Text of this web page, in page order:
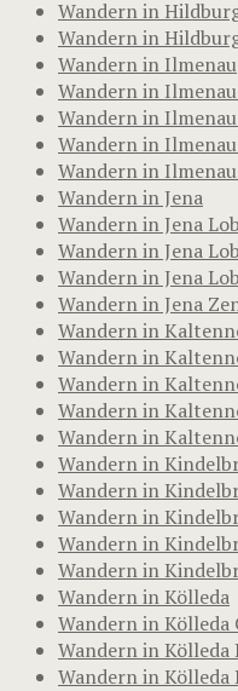
Wandern in
Wandern in
Wandern in Ilmenau
Wandern in
Wandern in
Wandern in
Wandern in
Wandern in Jena
Wandern in Jena
Wandern in Jena
Wandern in Jena
Wandern in Jena
Wandern in
Wandern in
Wandern in
Wandern in
Wandern in
Wandern in
Wandern in
Wandern in
Wandern in
Wandern in
Wandern in Kölleda
Wandern in Kölleda
Wandern in Kölleda
Wandern in Kölleda